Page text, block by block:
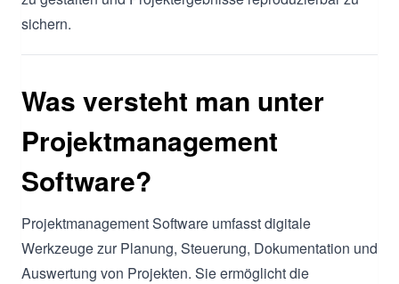
sichern.
Was versteht man unter
Projektmanagement
Software?
Projektmanagement Software umfasst digitale
Werkzeuge zur Planung, Steuerung, Dokumentation und
Auswertung von Projekten. Sie ermöglicht die